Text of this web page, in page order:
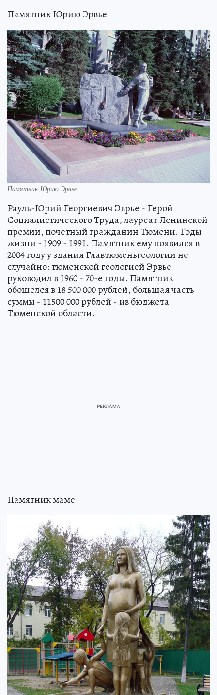
Памятник Юрию Эрвье
Памятник Юрию Эрвье
Рауль-Юрий Георгиевич Эврье - Герой
Социалистического Труда, лауреат Ленинской
премии, почетный гражданин Тюмени. Годы
жизни - 1909 - 1991. Памятник ему появился в
2004 году у здания Главтюменьгеологии не
случайно: тюменской геологией Эрвье
руководил в 1960 - 70-е годы. Памятник
обошелся в 18 500 000 рублей, большая часть
суммы - 11500 000 рублей - из бюджета
Тюменской области.
Памятник маме